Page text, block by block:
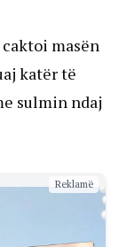
masën
katër të
sulmin ndaj
Reklamë